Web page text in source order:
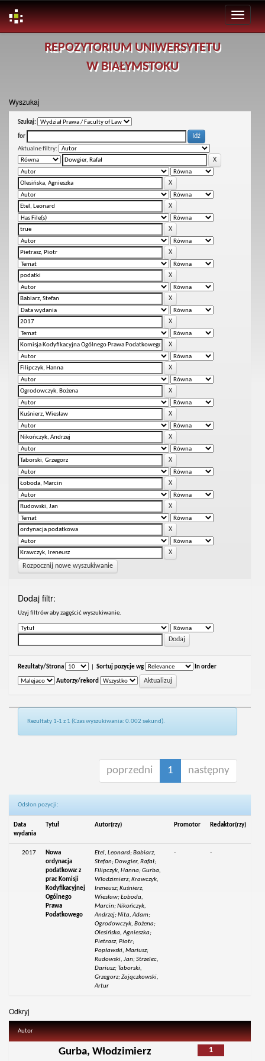
REPOZYTORIUM UNIWERSYTETU
W BIAŁYMSTOKU
Wyszukaj
Szukaj:
for
Aktualne filtry:
Rozpocznij nowe wyszukiwanie
Dodaj filtr:
Uzyj filtrów aby zagęścić wyszukiwanie.
Rezultaty/Strona Sortuj pozycje wg In order
Autorzy/rekord
Rezultaty 1-1 z 1 (Czas wyszukiwania: 0.002 sekund).
poprzedni 1 następny
Odsłon pozycji:
Data
wydania
Tytuł Autor(rzy) Promotor Redaktor(rzy)
2017
Nowa
ordynacja
podatkowa: z
prac Komisji
Kodyfikacyjnej
Ogólnego
Prawa
Podatkowego
Etel, Leonard; Babiarz,
Stefan; Dowgier, Rafał;
Filipczyk, Hanna; Gurba,
Włodzimierz; Krawczyk,
Ireneusz; Kuśnierz,
Wiesław; Łoboda,
Marcin; Nikończyk,
Andrzej; Nita, Adam;
Ogrodowczyk, Bożena;
Olesińska, Agnieszka;
Pietrasz, Piotr;
Popławski, Mariusz;
Rudowski, Jan; Strzelec,
Dariusz; Taborski,
Grzegorz; Zajączkowski,
Artur
- -
Odkryj
Autor
1
Gurba, Włodzimierz